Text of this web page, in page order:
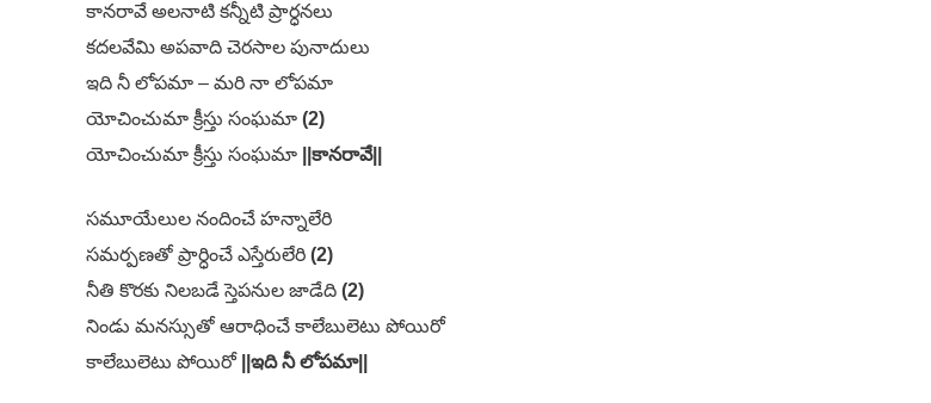
కానరావే అలనాటి కన్నీటి ప్రార్ధనలు
కదలవేమి అపవాది చెరసాల పునాదులు
ఇది నీ లోపమా – మరి నా లోపమా
యోచించుమా క్రీస్తు సంఘమా (2)
యోచించుమా క్రీస్తు సంఘమా ||కానరావే||
సమూయేలుల నందించే హన్నాలేరి
సమర్పణతో ప్రార్ధించే ఎస్తేరులేరి (2)
నీతి కొరకు నిలబడే స్తెపనుల జాడేది (2)
నిండు మనస్సుతో ఆరాధించే కాలేబులెటు పోయిరో
కాలేబులెటు పోయిరో
||ఇది నీ లోపమా||